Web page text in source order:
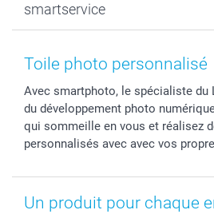
MyNameBook
Stickers & Etiquettes
Cadres photo, accessoires déco &
Calendrier photos & Agendas photo
Dénicheur d'idées cadeau
Fin d'études
Naissance & baptême
Fête des Pères
Toussaint
Rentrée des classes
Communion
Vacances
Durabilité
Conditions
Droit de rétraction
Plaintes
Conditions générales
Vie privée
Tarifs
Investisseurs
smartservice
smartgarantie
smartbonus
smartfriends
Modes de paiement
Modes de livraison
Statut de ma commande
Toile photo personnalisé
Avec smartphoto, le spécialiste du
du développement photo
qui sommeille en vous et réalisez
personnalisés avec avec vos
Un produit pour chaque